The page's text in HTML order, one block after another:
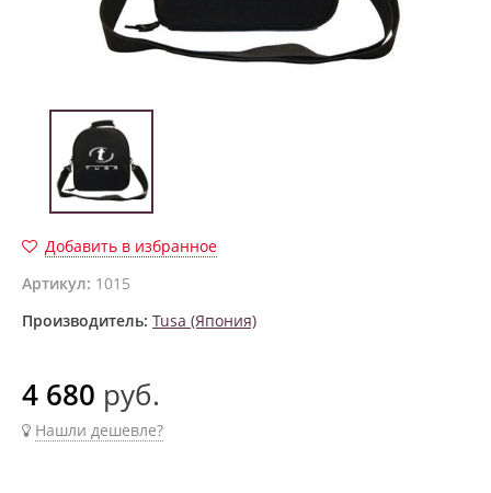
Добавить в избранное
Артикул: 1015
Производитель: Tusa (Япония)
4 680 руб.
Нашли дешевле?